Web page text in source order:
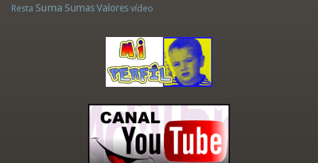
Resta Suma Sumas Valores vídeo